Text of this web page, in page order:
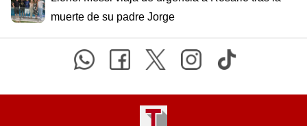
muerte de su padre Jorge